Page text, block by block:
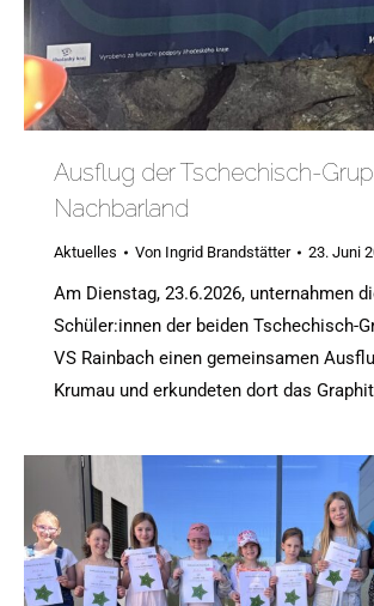
Ausflug der Tschechisch-
Nachbarland
Aktuelles Von Ingrid Brandstätter 23. Juni
Am Dienstag, 23.6.2026, unternahmen
Schüler:innen der beiden Tschechisch-
VS Rainbach einen gemeinsamen
Krumau und erkundeten dort das